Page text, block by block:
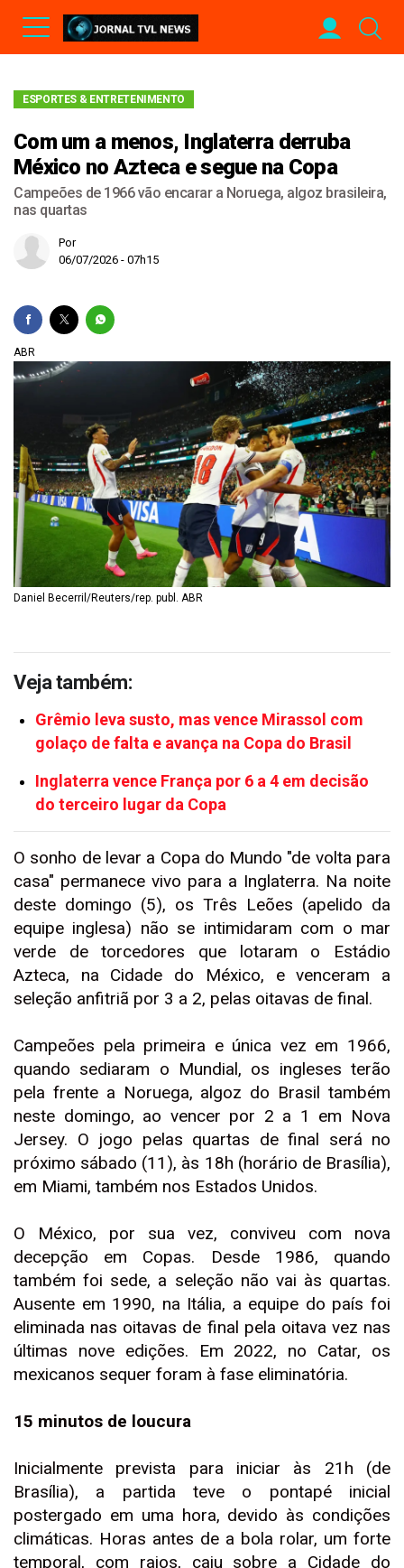
ESPORTES & ENTRETENIMENTO
Com um a menos, Inglaterra derruba
México no Azteca e segue na Copa
Campeões de 1966 vão encarar a Noruega, algoz brasileira,
nas quartas
Por
06/07/2026 - 07h15
ABR
Daniel Becerril/Reuters/rep. publ. ABR
Veja também:
Grêmio leva susto, mas vence Mirassol com
golaço de falta e avança na Copa do Brasil
Inglaterra vence França por 6 a 4 em decisão
do terceiro lugar da Copa
O sonho de levar a Copa do Mundo "de volta para
casa" permanece vivo para a Inglaterra. Na noite
deste domingo (5), os Três Leões (apelido da
equipe inglesa) não se intimidaram com o mar
verde de torcedores que lotaram o Estádio
Azteca, na Cidade do México, e venceram a
seleção anfitriã por 3 a 2, pelas oitavas de final.
Campeões pela primeira e única vez em 1966,
quando sediaram o Mundial, os ingleses terão
pela frente a Noruega, algoz do Brasil também
neste domingo, ao vencer por 2 a 1 em Nova
Jersey. O jogo pelas quartas de final será no
próximo sábado (11), às 18h (horário de Brasília),
em Miami, também nos Estados Unidos.
O México, por sua vez, conviveu com nova
decepção em Copas. Desde 1986, quando
também foi sede, a seleção não vai às quartas.
Ausente em 1990, na Itália, a equipe do país foi
eliminada nas oitavas de final pela oitava vez nas
últimas nove edições. Em 2022, no Catar, os
mexicanos sequer foram à fase eliminatória.
15 minutos de loucura
Inicialmente prevista para iniciar às 21h (de
Brasília), a partida teve o pontapé inicial
postergado em uma hora, devido às condições
climáticas. Horas antes de a bola rolar, um forte
temporal, com raios, caiu sobre a Cidade do